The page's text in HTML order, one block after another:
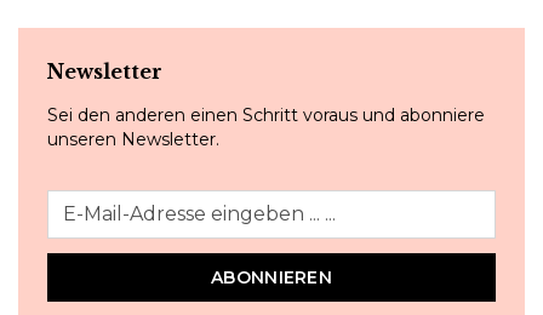
Newsletter
Sei den anderen einen Schritt voraus und abonniere
unseren Newsletter.
ABONNIEREN